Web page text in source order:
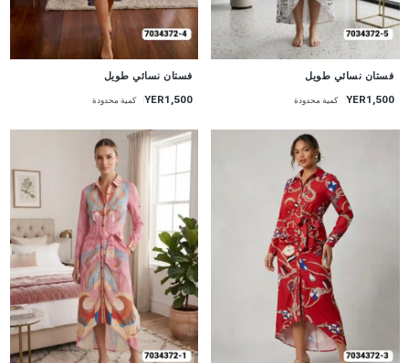
جديد
فستان نسائي طويل
YER1,500 كمية محدودة
جديد
فستان نسائي طويل
YER1,500 كمية محدودة